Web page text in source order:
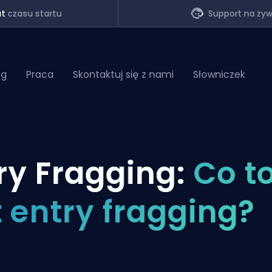
czasu startu Support na
Praca Skontaktuj się z nami Słowniczek
Fragging: Co
entry fragging?